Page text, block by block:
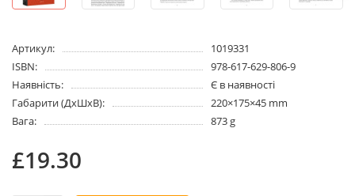
Артикул:
1019331
ISBN:
978-617-629-806-9
Наявність:
Є в наявності
Габарити (ДхШхВ):
220×175×45 mm
Вага:
873 g
£19.30